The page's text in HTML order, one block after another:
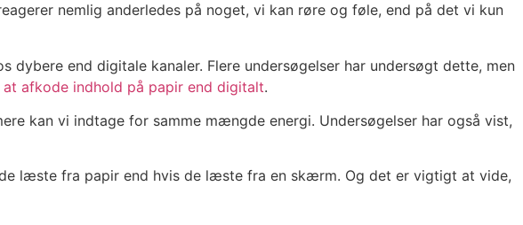
nemlig anderledes på noget, vi kan røre og føle, end på det vi kun
end digitale kanaler. Flere undersøgelser har undersøgt dette, men
afkode indhold på papir end digitalt.
kan vi indtage for samme mængde energi. Undersøgelser har også vist,
læste fra papir end hvis de læste fra en skærm. Og det er vigtigt at vide,